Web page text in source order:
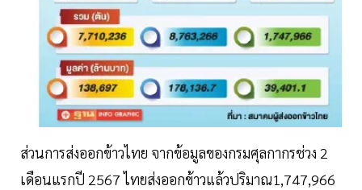
ส่วนการส่งออกข้าวไทย จากข้อมูลของกรมศุลกากรช่วง 2
เดือนแรกปี 2567 ไทยส่งออกข้าวแล้วปริมาณ1,747,966